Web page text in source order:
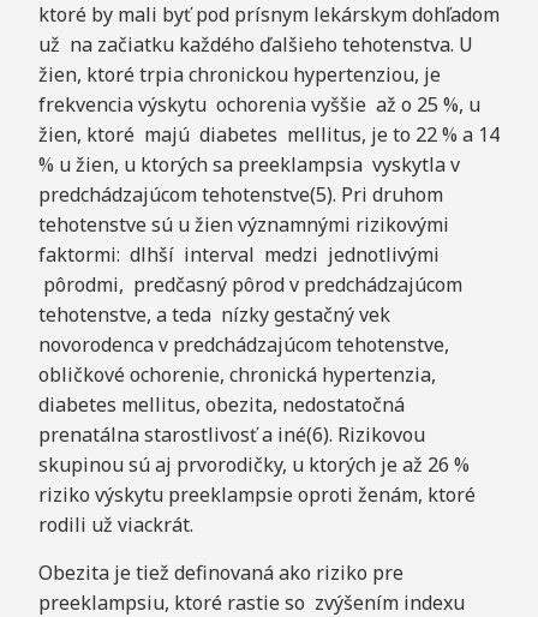
ktoré by mali byť pod prísnym lekárskym dohľadom
už na začiatku každého ďalšieho tehotenstva. U
žien, ktoré trpia chronickou hypertenziou, je
frekvencia výskytu ochorenia vyššie až o 25 %, u
žien, ktoré majú diabetes mellitus, je to 22 % a 14
% u žien, u ktorých sa preeklampsia vyskytla v
predchádzajúcom tehotenstve(5). Pri druhom
tehotenstve sú u žien významnými rizikovými
faktormi: dlhší interval medzi jednotlivými
pôrodmi, predčasný pôrod v predchádzajúcom
tehotenstve, a teda nízky gestačný vek
novorodenca v predchádzajúcom tehotenstve,
obličkové ochorenie, chronická hypertenzia,
diabetes mellitus, obezita, nedostatočná
prenatálna starostlivosť a iné(6). Rizikovou
skupinou sú aj prvorodičky, u ktorých je až 26 %
riziko výskytu preeklampsie oproti ženám, ktoré
rodili už viackrát.
Obezita je tiež definovaná ako riziko pre
preeklampsiu, ktoré rastie so zvýšením indexu